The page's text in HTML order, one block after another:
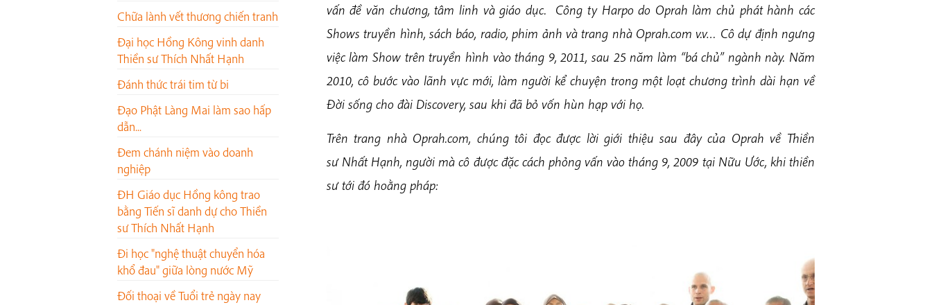
Chữa lành vết thương chiến tranh
Đại học Hồng Kông vinh danh
Thiền sư Thích Nhất Hạnh
Đánh thức trái tim từ bi
Đạo Phật Làng Mai làm sao hấp
dẫn...
Đem chánh niệm vào doanh
nghiệp
ĐH Giáo dục Hồng kông trao
bằng Tiến sĩ danh dự cho Thiền
sư Thích Nhất Hạnh
Đi học "nghệ thuật chuyển hóa
khổ đau" giữa lòng nước Mỹ
Đối thoại về Tuổi trẻ ngày nay
vấn đề văn chương, tâm linh và giáo dục. Công ty Harpo do Oprah làm chủ phát hành các
Shows truyền hình, sách báo, radio, phim ảnh và trang nhà Oprah.com v.v… Cô dự định ngưng
việc làm Show trêntruyền hình vào tháng 9, 2011, sau 25 năm làm “bá chủ” ngành này. Năm
2010, cô bước vào lãnh vực mới, làm người kể chuyện trong một loạt chương trình dài hạn về
Đời sống cho đài Discovery, sau khi đã bỏ vốn hùn hạp với họ.
Trên trang nhà Oprah.com, chúng tôi đọc được lời giới thiệu sau đây của Oprah về Thiền
sư Nhất Hạnh, người mà cô được đặc cách phỏng vấn vào tháng 9, 2009 tại Nữu Ước, khi thiền
sư tới đó hoằng pháp: